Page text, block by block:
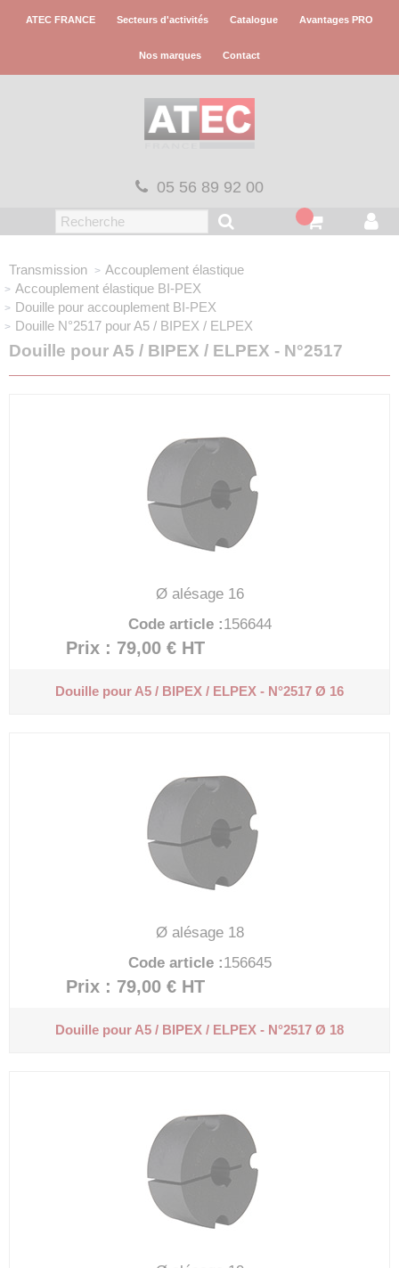
ATEC FRANCE Secteurs d'activités Catalogue Avantages PRO
Nos marques Contact
05 56 89 92 00
Transmission
Accouplement élastique
Accouplement élastique BI-PEX
Douille pour accouplement BI-PEX
Douille N°2517 pour A5 / BIPEX / ELPEX
Douille pour A5 / BIPEX / ELPEX - N°2517
Ø alésage 16
Code article :156644
Prix : 79,00 € HT
Douille pour A5 / BIPEX / ELPEX - N°2517 Ø 16
Ø alésage 18
Code article :156645
Prix : 79,00 € HT
Douille pour A5 / BIPEX / ELPEX - N°2517 Ø 18